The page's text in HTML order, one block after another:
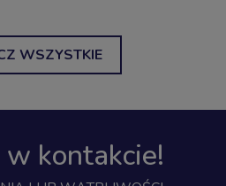
WSZYSTKIE
w kontakcie!